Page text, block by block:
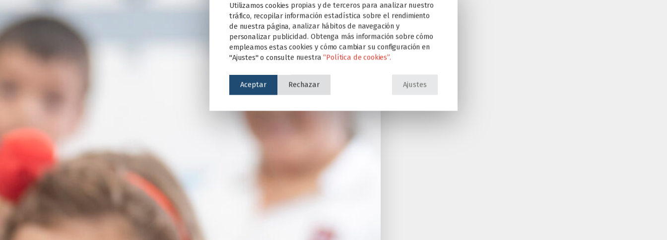
Utilizamos cookies propias y de terceros para analizar nuestro
tráfico, recopilar información estadística sobre el rendimiento
de nuestra página, analizar hábitos de navegación y
personalizar publicidad. Obtenga más información sobre cómo
empleamos estas cookies y cómo cambiar su configuración en
"Ajustes" o consulte nuestra“Política de cookies”.
Aceptar Rechazar Ajustes